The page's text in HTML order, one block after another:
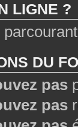
LIGNE ?
DU
pas
pas